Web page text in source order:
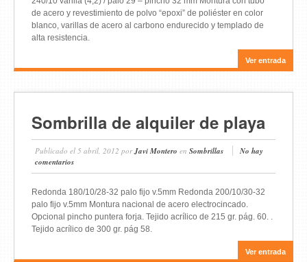
de acero y revestimiento de polvo “epoxi” de poliéster en color
blanco, varillas de acero al carbono endurecido y templado de
alta resistencia.
Ver entrada
Sombrilla de alquiler de playa
Publicado el 5 abril, 2012 porJavi Montero en Sombrillas
No hay
comentarios
Redonda 180/10/28-32 palo fijo v.5mm Redonda 200/10/30-32
palo fijo v.5mm Montura nacional de acero electrocincado.
Opcional pincho puntera forja. Tejido acrílico de 215 gr. pág. 60. .
Tejido acrílico de 300 gr. pág 58.
Ver entrada